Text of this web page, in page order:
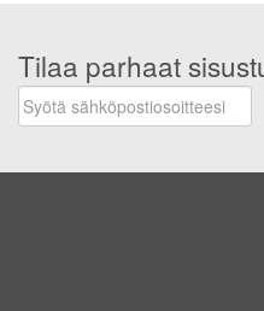
Tilaa parhaat